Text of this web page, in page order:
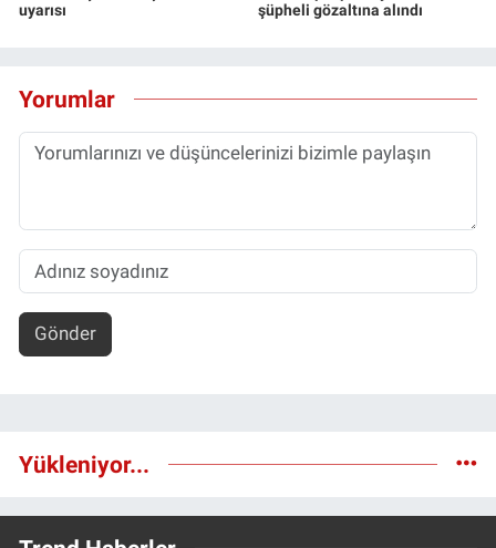
uyarısı
şüpheli gözaltına alındı
Yorumlar
Gönder
Yükleniyor...